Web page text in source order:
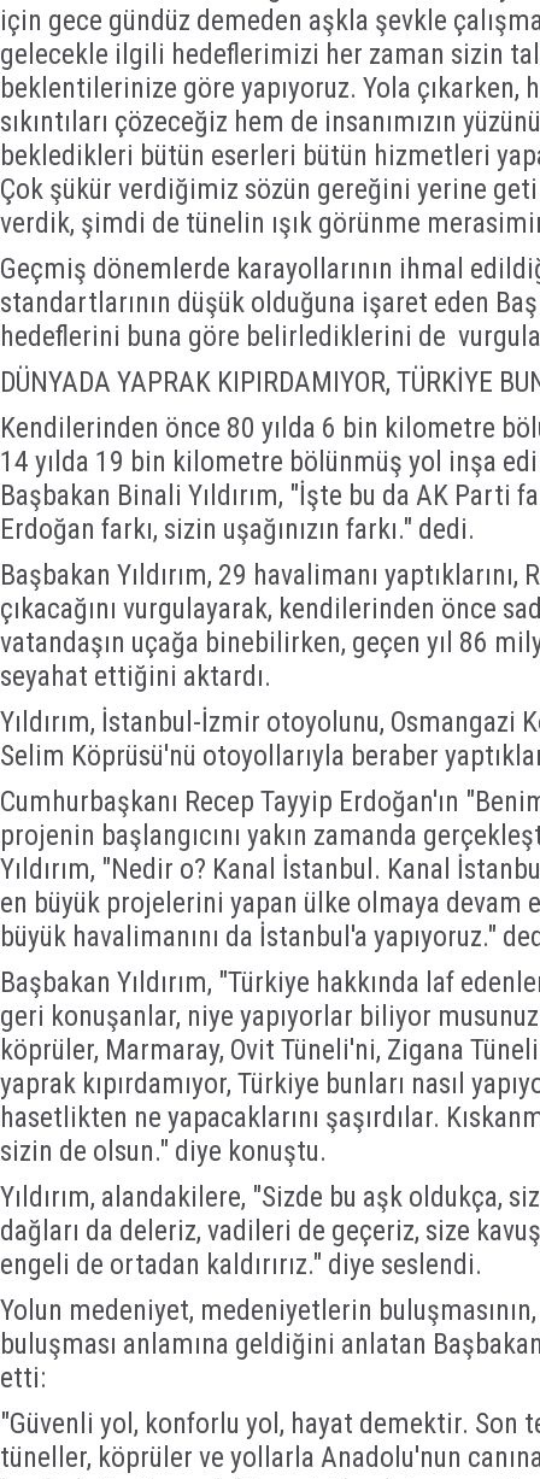
için gece gündüz demeden aşkla şevkle
gelecekle ilgili hedeflerimizi her zaman sizin
beklentilerinize göre yapıyoruz. Yola çıkarken,
sıkıntıları çözeceğiz hem de insanımızın
bekledikleri bütün eserleri bütün hizmetleri
Çok şükür verdiğimiz sözün gereğini yerine
verdik, şimdi de tünelin ışık görünme
Geçmiş dönemlerde karayollarının ihmal
standartlarının düşük olduğuna işaret eden
hedeflerini buna göre belirlediklerini de
DÜNYADA YAPRAK KIPIRDAMIYOR, TÜRKİYE
Kendilerinden önce 80 yılda 6 bin kilometre
14 yılda 19 bin kilometre bölünmüş yol inşa
Başbakan Binali Yıldırım, "İşte bu da AK Parti
Erdoğan farkı, sizin uşağınızın farkı." dedi.
Başbakan Yıldırım, 29 havalimanı yaptıklarını,
çıkacağını vurgulayarak, kendilerinden önce
vatandaşın uçağa binebilirken, geçen yıl 86
seyahat ettiğini aktardı.
Yıldırım, İstanbul-İzmir otoyolunu, Osmangazi
Selim Köprüsü'nü otoyollarıyla beraber
Cumhurbaşkanı Recep Tayyip Erdoğan'ın
projenin başlangıcını yakın zamanda
Yıldırım, "Nedir o? Kanal İstanbul. Kanal
en büyük projelerini yapan ülke olmaya devam
büyük havalimanını da İstanbul'a yapıyoruz."
Başbakan Yıldırım, "Türkiye hakkında laf
geri konuşanlar, niye yapıyorlar biliyor
köprüler, Marmaray, Ovit Tüneli'ni, Zigana
yaprak kıpırdamıyor, Türkiye bunları nasıl
hasetlikten ne yapacaklarını şaşırdılar.
sizin de olsun." diye konuştu.
Yıldırım, alandakilere, "Sizde bu aşk oldukça,
dağları da deleriz, vadileri de geçeriz, size
engeli de ortadan kaldırırız." diye seslendi.
Yolun medeniyet, medeniyetlerin
buluşması anlamına geldiğini anlatan
etti:
"Güvenli yol, konforlu yol, hayat demektir. Son
tüneller, köprüler ve yollarla Anadolu'nun